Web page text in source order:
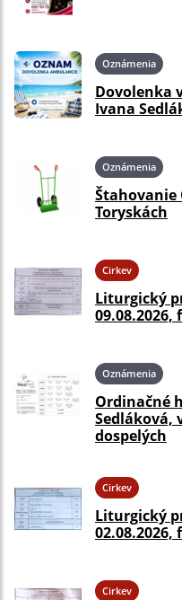
Oznámenia
Dovolenka
Ivana
Oznámenia
Štahovanie
Toryskách
Cirkev
Liturgický
Oznámenia
Ordinačné
Sedláková,
dospelých
Cirkev
Liturgický
Cirkev